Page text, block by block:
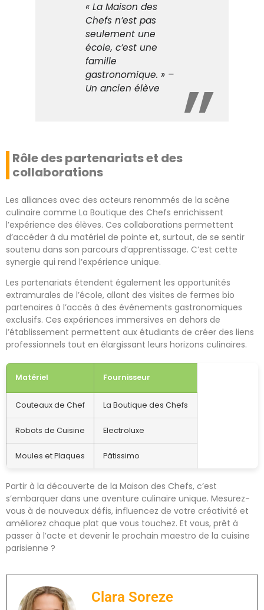
« La Maison des
Chefs n’est pas
seulement une
école, c’est une
famille
gastronomique. » –
Un ancien élève
Rôle des partenariats et des
collaborations
Les alliances avec des acteurs renommés de la scène
culinaire comme La Boutique des Chefs enrichissent
l’expérience des élèves. Ces collaborations permettent
d’accéder à du matériel de pointe et, surtout, de se sentir
soutenu dans son parcours d’apprentissage. C’est cette
synergie qui rend l’expérience unique.
Les partenariats étendent également les opportunités
extramurales de l’école, allant des visites de fermes bio
partenaires à l’accès à des événements gastronomiques
exclusifs. Ces expériences immersives en dehors de
l’établissement permettent aux étudiants de créer des liens
professionnels tout en élargissant leurs horizons culinaires.
Matériel Fournisseur
Couteaux de Chef La Boutique des Chefs
Robots de Cuisine Electroluxe
Moules et Plaques Pâtissimo
Partir à la découverte de la Maison des Chefs, c’est
s’embarquer dans une aventure culinaire unique. Mesurez-
vous à de nouveaux défis, influencez de votre créativité et
améliorez chaque plat que vous touchez. Et vous, prêt à
passer à l’acte et devenir le prochain maestro de la cuisine
parisienne ?
Clara Soreze